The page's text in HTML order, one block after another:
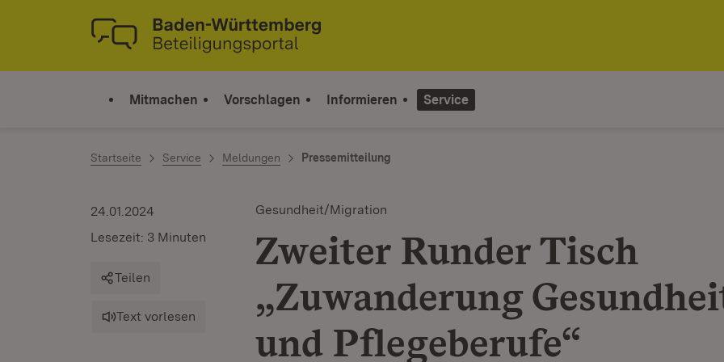
Zum Inhalt springen
Link zur Startseite
Mitmachen Vorschlagen Informieren Service
Startseite Service Meldungen Pressemitteilung
Gesundheit/Migration
Zweiter Runder Tisch
„Zuwanderung
und Pflegeberufe“
24.01.2024
Lesezeit: 3 Minuten
Teilen
Text vorlesen